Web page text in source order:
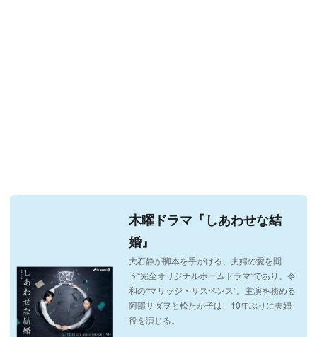
木曜ドラマ『しあわせな結
婚』
大石静が脚本を手がける、夫婦の愛を問
う“完全オリジナルホームドラマ”であり、令
和の“マリッジ・サスペンス”。主演を務める
阿部サダヲと松たか子は、10年ぶりに夫婦
役を演じる。